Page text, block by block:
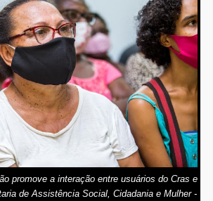
promove a interação entre usuários do Cras e
de Assistência Social, Cidadania e Mulher -